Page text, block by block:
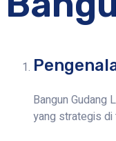
Bangun Gudang
yang strategis di